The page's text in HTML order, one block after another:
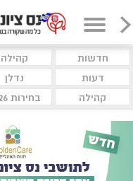
חדשות קהילה
דעות
נדלן
קהילה
בחירות 2026